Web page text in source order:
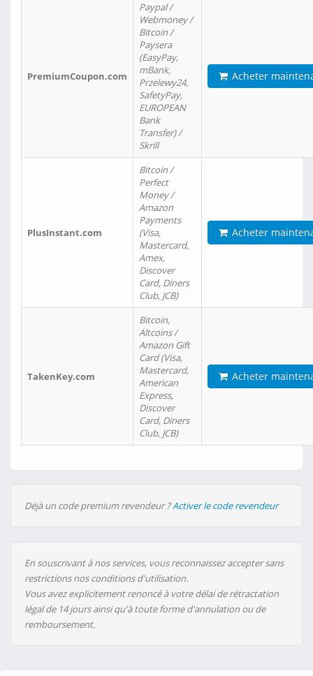
PremiumCoupon.com
Paypal /
Webmoney /
Bitcoin /
Paysera
(EasyPay,
mBank,
Przelewy24,
SafetyPay,
EUROPEAN
Bank
Transfer) /
Skrill
Acheter
PlusInstant.com
Bitcoin /
Perfect
Money /
Amazon
Payments
(Visa,
Mastercard,
Amex,
Discover
Card, Diners
Club, JCB)
Acheter
TakenKey.com
Bitcoin,
Altcoins /
Amazon Gift
Card (Visa,
Mastercard,
American
Express,
Discover
Card, Diners
Club, JCB)
Acheter
Déjà un code premium revendeur ?Activer le code revendeur
En souscrivant à nos services, vous reconnaissez accepter sans
restrictions nos conditions d'utilisation.
Vous avez explicitement renoncé à votre délai de rétractation
légal de 14 jours ainsi qu'à toute forme d'annulation ou de
remboursement.